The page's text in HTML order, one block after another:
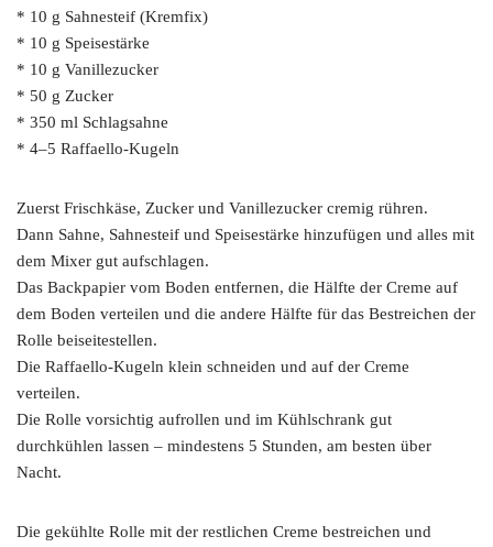
* 10 g Sahnesteif (Kremfix)
* 10 g Speisestärke
* 10 g Vanillezucker
* 50 g Zucker
* 350 ml Schlagsahne
* 4–5 Raffaello-Kugeln
Zuerst Frischkäse, Zucker und Vanillezucker cremig rühren.
Dann Sahne, Sahnesteif und Speisestärke hinzufügen und alles mit
dem Mixer gut aufschlagen.
Das Backpapier vom Boden entfernen, die Hälfte der Creme auf
dem Boden verteilen und die andere Hälfte für das Bestreichen der
Rolle beiseitestellen.
Die Raffaello-Kugeln klein schneiden und auf der Creme
verteilen.
Die Rolle vorsichtig aufrollen und im Kühlschrank gut
durchkühlen lassen – mindestens 5 Stunden, am besten über
Nacht.
Die gekühlte Rolle mit der restlichen Creme bestreichen und